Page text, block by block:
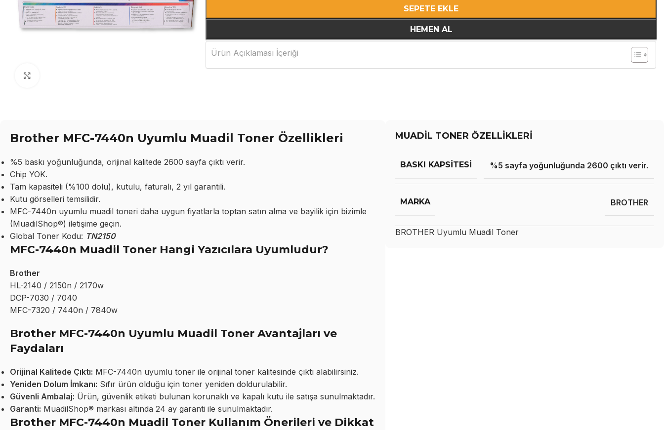
SEPETE EKLE
HEMEN AL
Ürün Açıklaması İçeriği
Brother MFC-7440n Uyumlu Muadil Toner Özellikleri
%5 baskı yoğunluğunda, orijinal kalitede 2600 sayfa çıktı verir.
Chip YOK.
Tam kapasiteli (%100 dolu), kutulu, faturalı, 2 yıl garantili.
Kutu görselleri temsilidir.
MFC-7440n uyumlu muadil toneri daha uygun fiyatlarla toptan satın alma ve bayilik için bizimle
(MuadilShop®) iletişime geçin.
Global Toner Kodu: TN2150
MFC-7440n Muadil Toner Hangi Yazıcılara Uyumludur?
Brother
HL-2140 / 2150n / 2170w
DCP-7030 / 7040
MFC-7320 / 7440n / 7840w
Brother MFC-7440n Uyumlu Muadil Toner Avantajları ve
Faydaları
Orijinal Kalitede Çıktı: MFC-7440n uyumlu toner ile orijinal toner kalitesinde çıktı alabilirsiniz.
Yeniden Dolum İmkanı: Sıfır ürün olduğu için toner yeniden doldurulabilir.
Güvenli Ambalaj: Ürün, güvenlik etiketi bulunan korunaklı ve kapalı kutu ile satışa sunulmaktadır.
Garanti: MuadilShop® markası altında 24 ay garanti ile sunulmaktadır.
Brother MFC-7440n Muadil Toner Kullanım Önerileri ve Dikkat
MUADİL TONER ÖZELLİKLERİ
BASKI KAPSITESI %5 sayfa yoğunluğunda 2600 çıktı verir.
MARKA BROTHER
BROTHERUyumlu Muadil Toner